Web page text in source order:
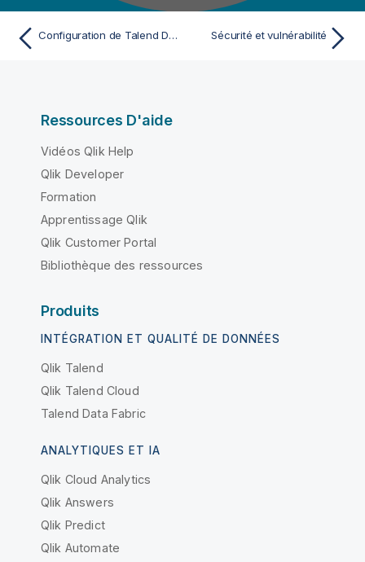
Configuration de Talend Data Catalog pour se connecter en toute sécurité via LDAPS au répertoire d'Enterprise Sécurité et vulnérabilité
Ressources D'aide
Vidéos Qlik Help
Qlik Developer
Formation
Apprentissage Qlik
Qlik Customer Portal
Bibliothèque des ressources
Produits
INTÉGRATION ET QUALITÉ DE DONNÉES
Qlik Talend
Qlik Talend Cloud
Talend Data Fabric
ANALYTIQUES ET IA
Qlik Cloud Analytics
Qlik Answers
Qlik Predict
Qlik Automate